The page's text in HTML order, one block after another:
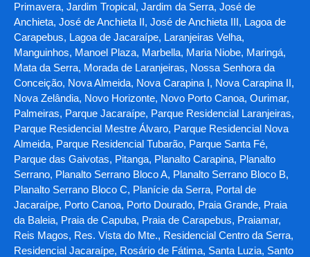
Primavera, Jardim Tropical, Jardim da Serra, José de
Anchieta, José de Anchieta II, José de Anchieta III, Lagoa de
Carapebus, Lagoa de Jacaraípe, Laranjeiras Velha,
Manguinhos, Manoel Plaza, Marbella, Maria Niobe, Maringá,
Mata da Serra, Morada de Laranjeiras, Nossa Senhora da
Conceição, Nova Almeida, Nova Carapina I, Nova Carapina II,
Nova Zelândia, Novo Horizonte, Novo Porto Canoa, Ourimar,
Palmeiras, Parque Jacaraípe, Parque Residencial Laranjeiras,
Parque Residencial Mestre Álvaro, Parque Residencial Nova
Almeida, Parque Residencial Tubarão, Parque Santa Fé,
Parque das Gaivotas, Pitanga, Planalto Carapina, Planalto
Serrano, Planalto Serrano Bloco A, Planalto Serrano Bloco B,
Planalto Serrano Bloco C, Planície da Serra, Portal de
Jacaraípe, Porto Canoa, Porto Dourado, Praia Grande, Praia
da Baleia, Praia de Capuba, Praia de Carapebus, Praiamar,
Reis Magos, Res. Vista do Mte., Residencial Centro da Serra,
Residencial Jacaraípe, Rosário de Fátima, Santa Luzia, Santo